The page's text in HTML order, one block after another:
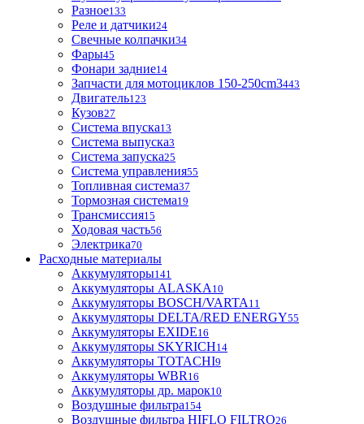
Разное133
Реле и датчики24
Свечные колпачки34
Фары45
Фонари задние14
Запчасти для мотоциклов 150-250cm3443
Двигатель123
Кузов27
Система впуска13
Система выпуска3
Система запуска25
Система управления55
Топливная система37
Тормозная система19
Трансмиссия15
Ходовая часть56
Электрика70
Расходные материалы
Аккумуляторы141
Аккумуляторы ALASKA 10
Аккумуляторы BOSCH/VARTA 11
Аккумуляторы DELTA/RED ENERGY55
Аккумуляторы EXIDE16
Аккумуляторы SKYRICH14
Аккумуляторы TOTACHI9
Аккумуляторы WBR 16
Аккумуляторы др. марок10
Воздушные фильтра154
Воздушные фильтра HIFLO FILTRO26